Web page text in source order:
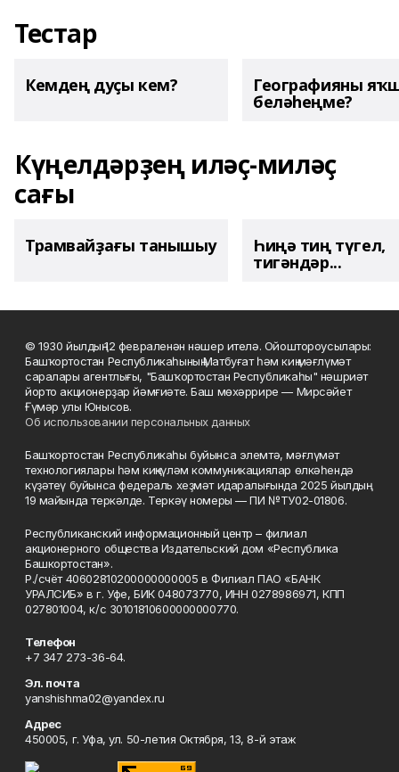
Тестар
Кемдең дуҫы кем? Географияны
беләһеңме?
Күңелдәрҙең иләҫ-миләҫ
сағы
Трамвайҙағы танышыу Һиңә тиң түгел,
тигәндәр...
© 1930 йылдың 12 февраленән нәшер ителә. Ойоштороусылары:
Башҡортостан Республикаһының Матбуғат һәм киң мәғлүмәт
саралары агентлығы, "Башҡортостан Республикаһы" нәшриәт
йорто акционерҙар йәмғиәте. Баш мөхәррире — Мирсәйет
Ғүмәр улы Юнысов.
Об использовании персональных данных
Башҡортостан Республикаһы буйынса элемтә, мәғлүмәт
технологиялары һәм киңкүләм коммуникациялар өлкәһендә
күҙәтеү буйынса федераль хеҙмәт идаралығында 2025 йылдың
19 майында теркәлде. Теркәү номеры — ПИ №ТУ02-01806.
Республиканский информационный центр – филиал
акционерного общества Издательский дом «Республика
Башкортостан».
Р./счёт 40602810200000000005 в Филиал ПАО «БАНК
УРАЛСИБ» в г. Уфе, БИК 048073770, ИНН 0278986971, КПП
027801004, к/с 30101810600000000770.
Телефон
+7 347 273-36-64.
Эл. почта
yanshishma02@yandex.ru
Адрес
450005, г. Уфа, ул. 50-летия Октября, 13, 8-й этаж